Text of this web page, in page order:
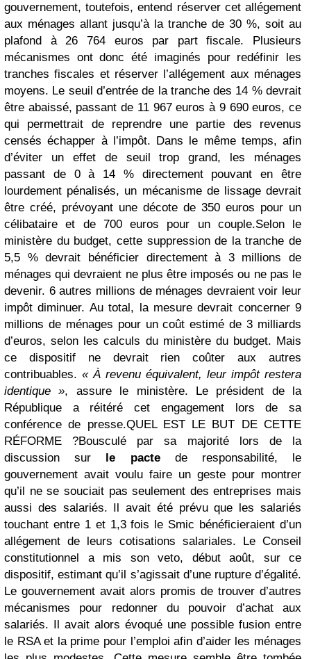
gouvernement, toutefois, entend réserver cet allégement
aux ménages allant jusqu’à la tranche de 30 %, soit au
plafond à 26 764 euros par part fiscale. Plusieurs
mécanismes ont donc été imaginés pour redéfinir les
tranches fiscales et réserver l’allégement aux ménages
moyens. Le seuil d’entrée de la tranche des 14 % devrait
être abaissé, passant de 11 967 euros à 9 690 euros, ce
qui permettrait de reprendre une partie des revenus
censés échapper à l’impôt. Dans le même temps, afin
d’éviter un effet de seuil trop grand, les ménages
passant de 0 à 14 % directement pouvant en être
lourdement pénalisés, un mécanisme de lissage devrait
être créé, prévoyant une décote de 350 euros pour un
célibataire et de 700 euros pour un couple.Selon le
ministère du budget, cette suppression de la tranche de
5,5 % devrait bénéficier directement à 3 millions de
ménages qui devraient ne plus être imposés ou ne pas le
devenir. 6 autres millions de ménages devraient voir leur
impôt diminuer. Au total, la mesure devrait concerner 9
millions de ménages pour un coût estimé de 3 milliards
d’euros, selon les calculs du ministère du budget. Mais
ce dispositif ne devrait rien coûter aux autres
contribuables. « À revenu équivalent, leur impôt restera
identique », assure le ministère. Le président de la
République a réitéré cet engagement lors de sa
conférence de presse.QUEL EST LE BUT DE CETTE
RÉFORME ?Bousculé par sa majorité lors de la
discussion sur le pactede responsabilité, le
gouvernement avait voulu faire un geste pour montrer
qu’il ne se souciait pas seulement des entreprises mais
aussi des salariés. Il avait été prévu que les salariés
touchant entre 1 et 1,3 fois le Smic bénéficieraient d’un
allégement de leurs cotisations salariales. Le Conseil
constitutionnel a mis son veto, début août, sur ce
dispositif, estimant qu’il s’agissait d’une rupture d’égalité.
Le gouvernement avait alors promis de trouver d’autres
mécanismes pour redonner du pouvoir d’achat aux
salariés. Il avait alors évoqué une possible fusion entre
le RSA et la prime pour l’emploi afin d’aider les ménages